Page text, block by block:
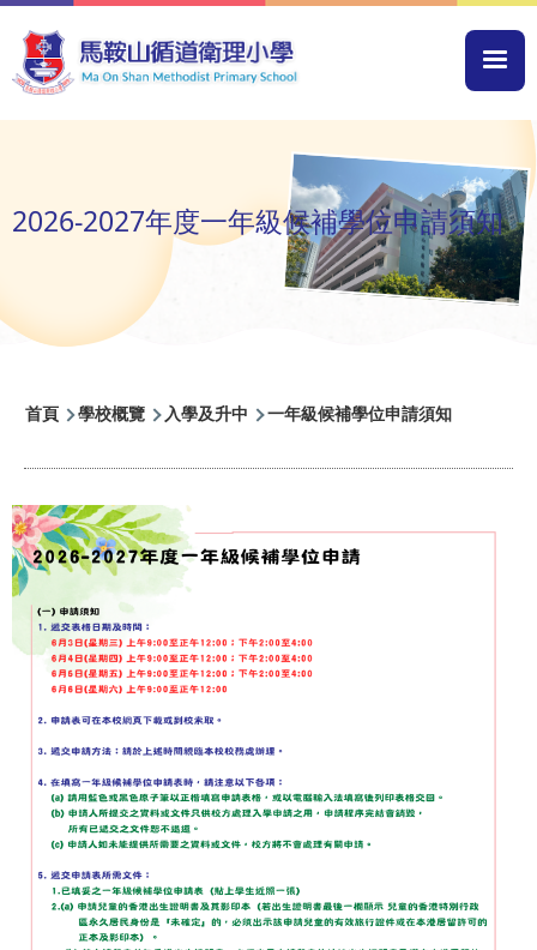
移至主內容
2026-2027年度一年級候補學位申請須知
導
連
結
首頁 學校概覽 入學及升中 一年級候補學位申請須知